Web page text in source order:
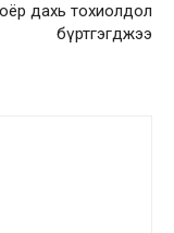
дахь тохиолдол
бүртгэгджээ